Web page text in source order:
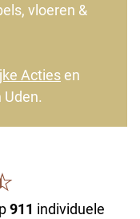
vloeren &
Acties en
911 individuele